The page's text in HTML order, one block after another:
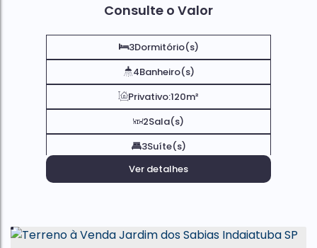
Consulte o Valor
3Dormitório(s)
4Banheiro(s)
Privativo:120m²
2Sala(s)
3Suíte(s)
Ver detalhes